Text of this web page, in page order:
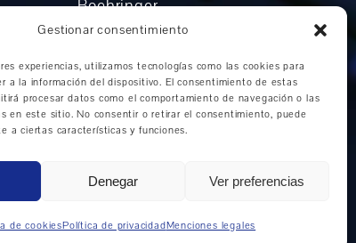
Gestionar consentimiento
experiencias, utilizamos tecnologías como las cookies para
a la información del dispositivo. El consentimiento de estas
procesar datos como el comportamiento de navegación o las
en este sitio. No consentir o retirar el consentimiento, puede
a ciertas características y funciones.
Denegar Ver preferencias
de cookiesPolítica de privacidadMenciones legales
Boehringer
Grob
Otros fabricantes
|